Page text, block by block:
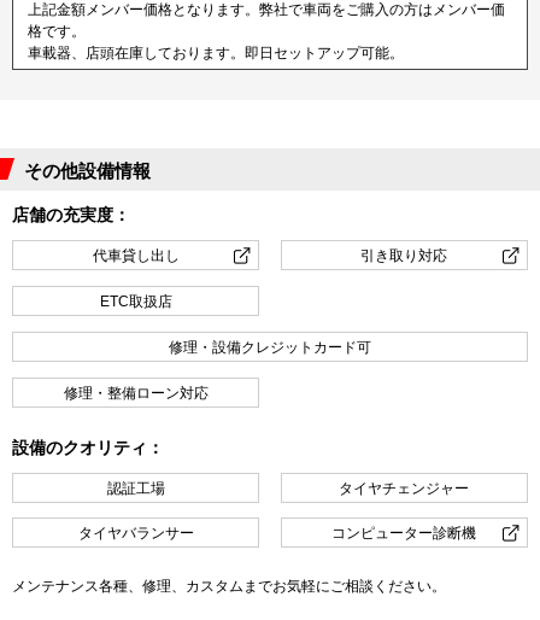
上記金額メンバー価格となります。弊社で車両をご購入の方はメンバー価
格です。
車載器、店頭在庫しております。即日セットアップ可能。
その他設備情報
店舗の充実度：
代車貸し出し 引き取り対応
ETC取扱店
修理・設備クレジットカード可
修理・整備ローン対応
設備のクオリティ：
認証工場 タイヤチェンジャー
タイヤバランサー コンピューター診断機
メンテナンス各種、修理、カスタムまでお気軽にご相談ください。